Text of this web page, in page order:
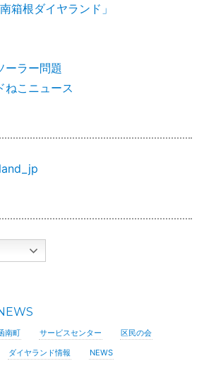
箱根ダイヤランド」
ーラー問題
ねこニュース
南町 サービスセンター
区民の会
ダイヤランド情報
NEWS